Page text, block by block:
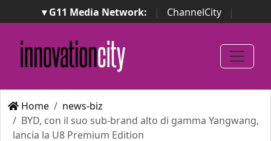
▾ G11 Media Network: | ChannelCity
|
ImpresaCity | SecurityOpenLab | Italian Channel
Awards
Italian Project Awards
Italian Security
Awards
Home
news-biz
BYD, con il suo sub-brand alto di gamma Yangwang,
lancia la U8 Premium Edition